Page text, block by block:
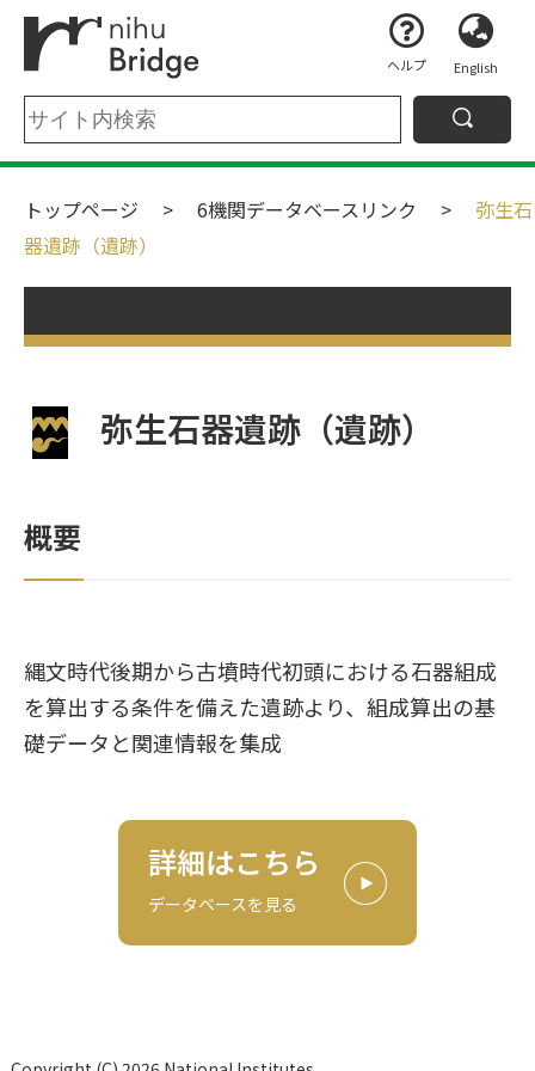
ヘルプ English
トップページ 6機関データベースリンク
弥生石
器遺跡（遺跡）
弥生石器遺跡（遺跡）
概要
縄文時代後期から古墳時代初頭における石器組成
を算出する条件を備えた遺跡より、組成算出の基
礎データと関連情報を集成
詳細はこちら
データベースを見る